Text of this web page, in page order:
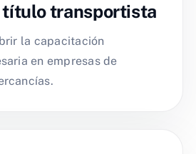
transportista
la capacitación
en empresas de